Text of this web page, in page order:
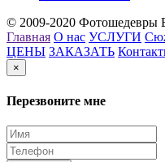
© 2009-2020 Фотошедевры
Главная О нас УСЛУГИ
ЦЕНЫ ЗАКАЗАТЬ
×
Перезвоните мне